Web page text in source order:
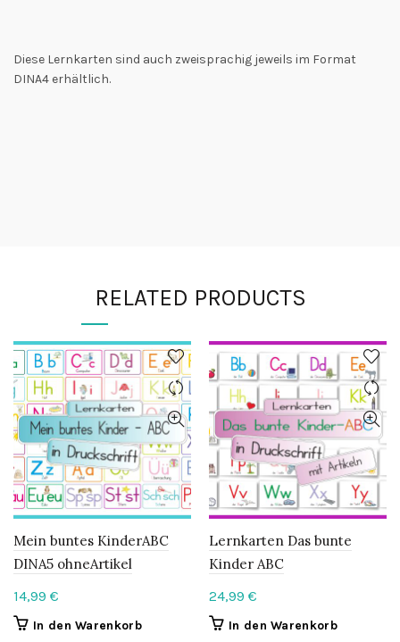
Diese Lernkarten sind auch zweisprachig jeweils im Format
DINA4 erhältlich.
RELATED PRODUCTS
Mein buntes KinderABC
DINA5 ohneArtikel
14,99 €
In den Warenkorb
Lernkarten Das bunte
Kinder ABC
24,99 €
In den Warenkorb